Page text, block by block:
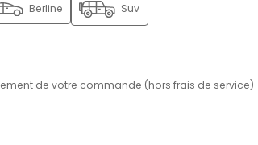
Berline Suv
de votre commande (hors frais de service)